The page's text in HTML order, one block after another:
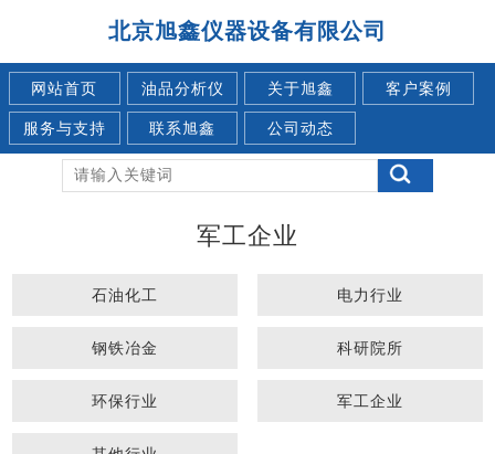
北京旭鑫仪器设备有限公司
网站首页 油品分析仪 关于旭鑫 客户案例
服务与支持 联系旭鑫 公司动态
军工企业
石油化工 电力行业
钢铁冶金 科研院所
环保行业 军工企业